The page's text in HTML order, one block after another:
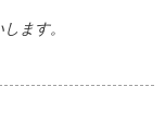
ます。